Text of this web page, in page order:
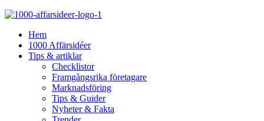
Hem
1000 Affärsidéer
Tips & artiklar
Checklistor
Framgångsrika företagare
Marknadsföring
Tips & Guider
Nyheter & Fakta